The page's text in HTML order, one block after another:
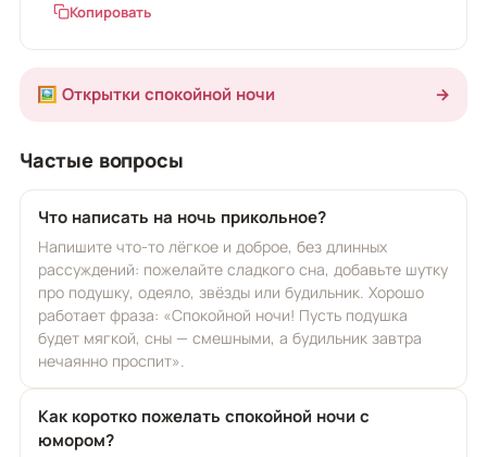
Копировать
🖼️ Открытки спокойной ночи →
Частые вопросы
Что написать на ночь прикольное?
Напишите что-то лёгкое и доброе, без длинных
рассуждений: пожелайте сладкого сна, добавьте шутку
про подушку, одеяло, звёзды или будильник. Хорошо
работает фраза: «Спокойной ночи! Пусть подушка
будет мягкой, сны — смешными, а будильник завтра
нечаянно проспит».
Как коротко пожелать спокойной ночи с
юмором?